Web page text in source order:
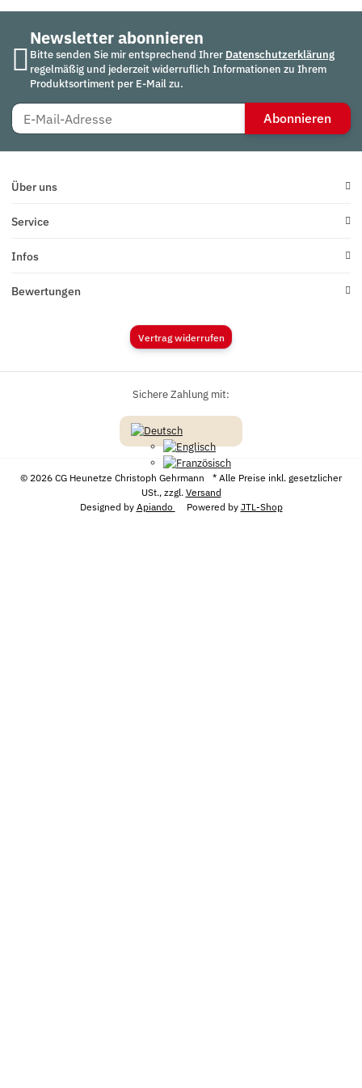
Newsletter abonnieren
Bitte senden Sie mir entsprechend Ihrer Datenschutzerklärung
regelmäßig und jederzeit widerruflich Informationen zu Ihrem
Produktsortiment per E-Mail zu.
Abonnieren
Über uns
Service
Infos
Bewertungen
Vertrag widerrufen
Sichere Zahlung mit:
© 2026 CG Heunetze Christoph Gehrmann
* Alle Preise inkl. gesetzlicher
USt., zzgl. Versand
Designed byApiando Powered byJTL-Shop